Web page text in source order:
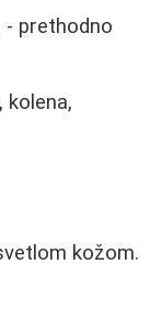
- prethodno
kolena,
kožom.